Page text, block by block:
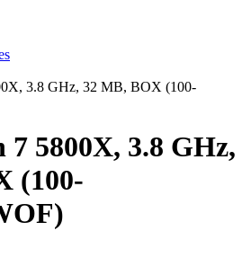
3.8 GHz, 32 MB, BOX (100-
5800X, 3.8 GHz,
(100-